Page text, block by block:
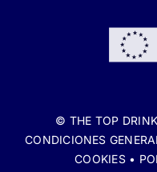
© THE TOP
CONDICIONES
COOKIES•